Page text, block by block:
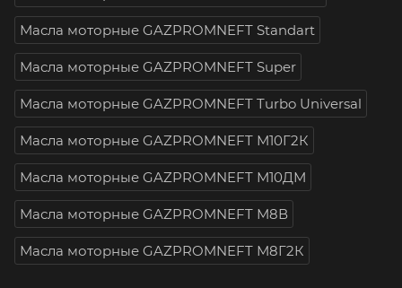
Масла моторные GAZPROMNEFT Standart
Масла моторные GAZPROMNEFT Super
Масла моторные GAZPROMNEFT Turbo Universal
Масла моторные GAZPROMNEFT М10Г2К
Масла моторные GAZPROMNEFT М10ДМ
Масла моторные GAZPROMNEFT М8В
Масла моторные GAZPROMNEFT М8Г2К